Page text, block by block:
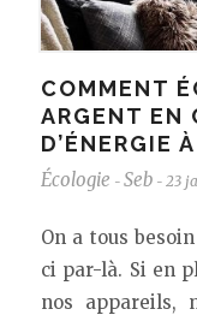
COMMENT
ARGENT EN
D’ÉNERGIE
Écologie - Seb - 23
On a tous
ci par-là. Si en
nos appareils,